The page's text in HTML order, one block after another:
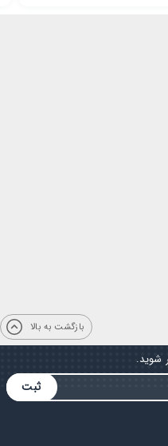
بازگشت به بالا
شوید.
ثبت